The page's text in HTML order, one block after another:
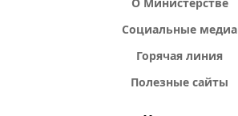
О Министерстве
Социальные медиа
Горячая линия
Полезные сайты